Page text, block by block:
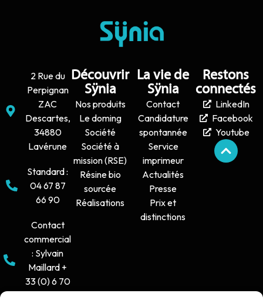
2 Rue du
Perpignan
ZAC
Descartes,
34880
Lavérune
Standard :
04 67 87
66 90
Contact
commercial
: Sylvain
Maillard +
33 (0) 6 70
Découvrir
Sÿnia
Nos produits
Le doming
Société
Société à
mission (RSE)
Résine bio
sourcée
Réalisations
La vie de
Sÿnia
Contact
Candidature
spontannée
Service
imprimeur
Actualités
Presse
Prix et
distinctions
Restons
connectés
LinkedIn
Facebook
Youtube